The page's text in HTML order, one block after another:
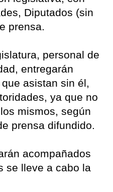
Diputados (sin
prensa.
personal de
entregarán
asistan sin él,
ya que no
mismos, según
prensa difundido.
acompañados
se lleve a cabo la